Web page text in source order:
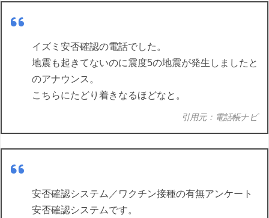
イズミ安否確認の電話でした。
地震も起きてないのに震度5の地震が発生しましたと
のアナウンス。
こちらにたどり着きなるほどなと。
引用元：電話帳ナビ
安否確認システム／ワクチン接種の有無アンケート
安否確認システムです。